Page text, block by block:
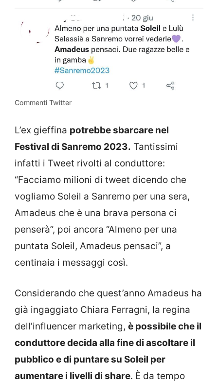
Commenti Twitter
L’ex gieffina potrebbe sbarcare nel
Festival di Sanremo 2023. Tantissimi
infatti i Tweet rivolti al conduttore:
“Facciamo milioni di tweet dicendo che
vogliamo Soleil a Sanremo per una sera,
Amadeus che è una brava persona ci
penserà”, poi ancora “Almeno per una
puntata Soleil, Amadeus pensaci”, a
centinaia i messaggi così.
Considerando che quest’anno Amadeus ha
già ingaggiato Chiara Ferragni, la regina
dell’influencer marketing, è possibile che il
conduttore decida alla fine di ascoltare il
pubblico e di puntare su Soleil per
aumentare i livelli di share. È da tempo